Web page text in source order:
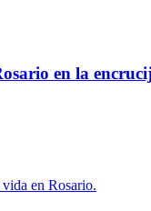
en la
en Rosario.